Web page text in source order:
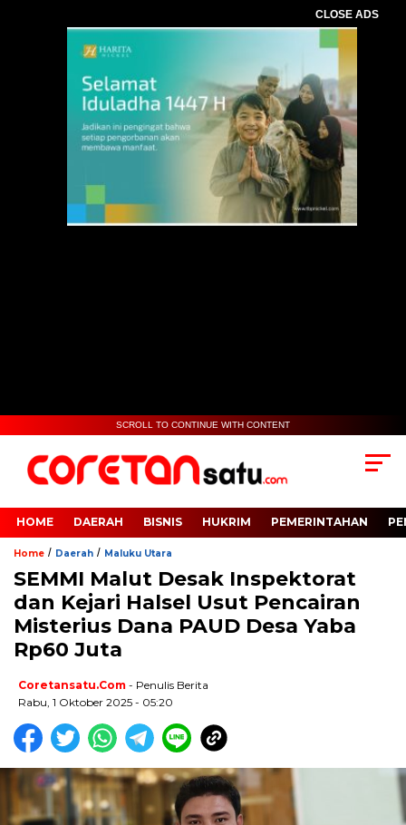
CLOSE ADS
SCROLL TO CONTINUE WITH CONTENT
HOME DAERAH BISNIS HUKRIM PEMERINTAHAN
Home / Daerah / Maluku Utara
SEMMI Malut Desak Inspektorat
dan Kejari Halsel Usut Pencairan
Misterius Dana PAUD Desa Yaba
Rp60 Juta
Coretansatu.com - Penulis Berita
Rabu, 1 Oktober 2025 - 05:20